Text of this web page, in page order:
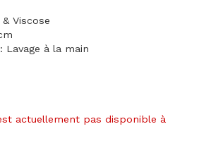
Viscose
Lavage à la main
actuellement pas disponible à